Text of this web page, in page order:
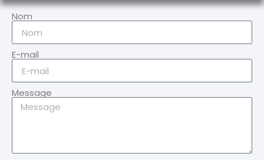
Nom
E-mail
Message